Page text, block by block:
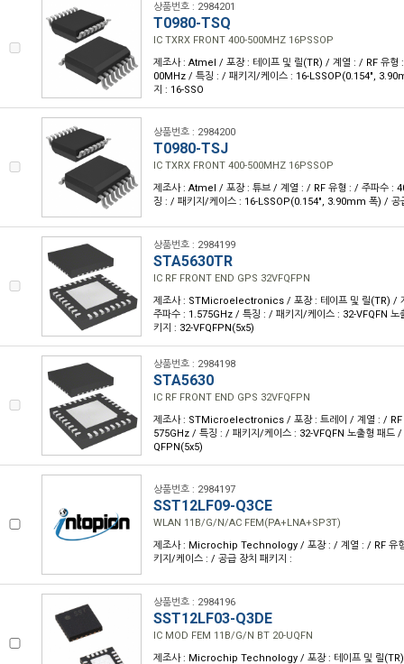
상품번호 : 2984201
T0980-TSQ
IC TXRX FRONT 400-500MHZ 16PSSOP
제조사 : Atmel / 포장 : 테이프 및 릴(TR) / 계열 : / RF 유
00MHz / 특징 : / 패키지/케이스 : 16-LSSOP(0.154",
지 : 16-SSO
상품번호 : 2984200
T0980-TSJ
IC TXRX FRONT 400-500MHZ 16PSSOP
제조사 : Atmel / 포장 : 튜브 / 계열 : / RF 유형 : / 주파수 :
징 : / 패키지/케이스 : 16-LSSOP(0.154", 3.90mm 폭) / 공
상품번호 : 2984199
STA5630TR
IC RF FRONT END GPS 32VFQFPN
제조사 : STMicroelectronics / 포장 : 테이프 및 릴(TR) /
주파수 : 1.575GHz / 특징 : / 패키지/케이스 : 32-VFQFN 노
키지 : 32-VFQFPN(5x5)
상품번호 : 2984198
STA5630
IC RF FRONT END GPS 32VFQFPN
제조사 : STMicroelectronics / 포장 : 트레이 / 계열 : / RF
575GHz / 특징 : / 패키지/케이스 : 32-VFQFN 노출형 패드 /
QFPN(5x5)
상품번호 : 2984197
SST12LF09-Q3CE
WLAN 11B/G/N/AC FEM(PA+LNA+SP3T)
제조사 : Microchip Technology / 포장 : / 계열 : / RF 유
키지/케이스 : / 공급 장치 패키지 :
상품번호 : 2984196
SST12LF03-Q3DE
IC MOD FEM 11B/G/N BT 20-UQFN
제조사 : Microchip Technology / 포장 : 테이프 및 릴